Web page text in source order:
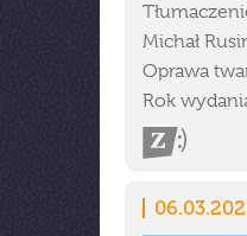
Michał
Oprawa
Rok